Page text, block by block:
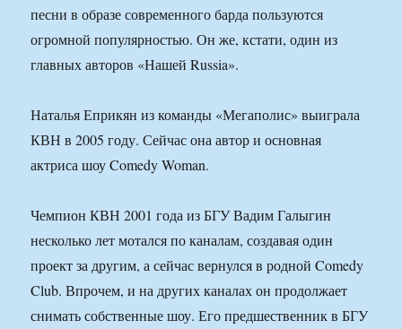
песни в образе современного барда пользуются
огромной популярностью. Он же, кстати, один из
главных авторов «Нашей Russia».
Наталья Еприкян из команды «Мегаполис» выиграла
КВН в 2005 году. Сейчас она автор и основная
актриса шоу Comedy Woman.
Чемпион КВН 2001 года из БГУ Вадим Галыгин
несколько лет мотался по каналам, создавая один
проект за другим, а сейчас вернулся в родной Comedy
Club. Впрочем, и на других каналах он продолжает
снимать собственные шоу. Его предшественник в БГУ